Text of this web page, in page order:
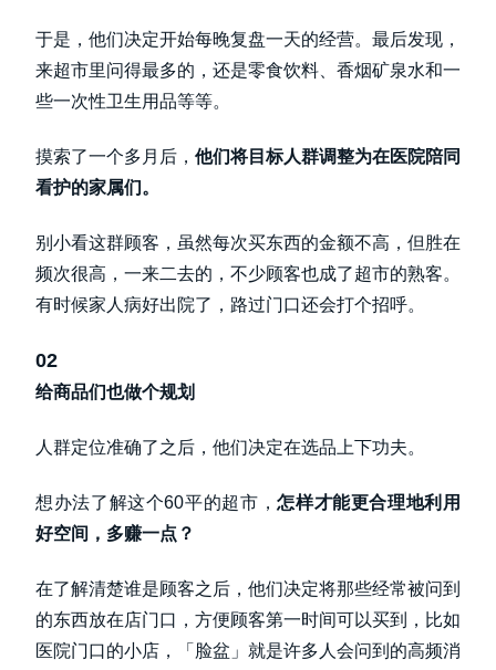
于是，他们决定开始每晚复盘一天的经营。最后发现，
来超市里问得最多的，还是零食饮料、香烟矿泉水和一
些一次性卫生用品等等。
摸索了一个多月后， 他们将目标人群调整为在医院陪同
看护的家属们。
别小看这群顾客，虽然每次买东西的金额不高，但胜在
频次很高，一来二去的，不少顾客也成了超市的熟客。
有时候家人病好出院了，路过门口还会打个招呼。
02
给商品们也做个规划
人群定位准确了之后，他们决定在选品上下功夫。
想办法了解这个60平的超市，怎样才能更合理地利用
好空间，多赚一点？
在了解清楚谁是顾客之后，他们决定将那些经常被问到
的东西放在店门口，方便顾客第一时间可以买到，比如
医院门口的小店，「脸盆」就是许多人会问到的高频消